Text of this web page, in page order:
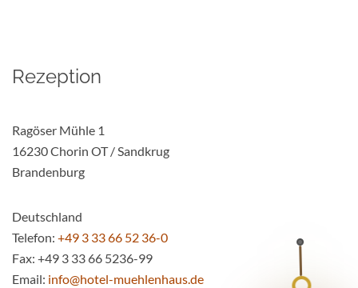
Rezeption
Ragöser Mühle 1
16230 Chorin OT / Sandkrug
Brandenburg
Deutschland
Telefon: +49 3 33 66 52 36-0
Fax: +49 3 33 66 5236-99
Email: info@hotel-muehlenhaus.de